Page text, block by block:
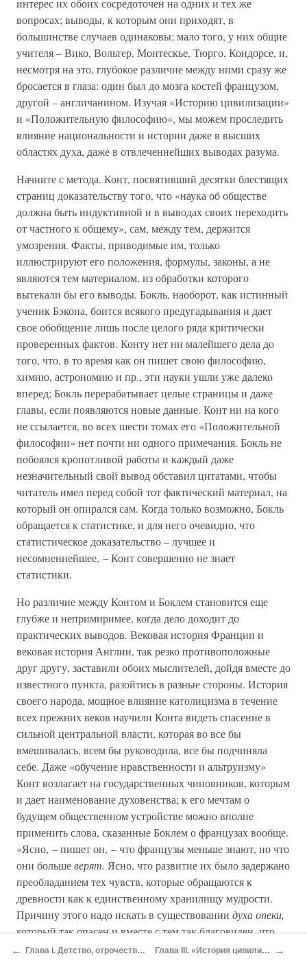
интерес их обоих сосредоточен на одних и тех же
вопросах; выводы, к которым они приходят, в
большинстве случаев одинаковы; мало того, у них общие
учителя – Вико, Вольтер, Монтескье, Тюрго, Кондорсе, и,
несмотря на это, глубокое различие между ними сразу же
бросается в глаза: один был до мозга костей французом,
другой – англичанином. Изучая «Историю цивилизации»
и «Положительную философию», мы можем проследить
влияние национальности и истории даже в высших
областях духа, даже в отвлеченнейших выводах разума.
Начните с метода. Конт, посвятивший десятки блестящих
страниц доказательству того, что «наука об обществе
должна быть индуктивной и в выводах своих переходить
от частного к общему», сам, между тем, держится
умозрения. Факты, приводимые им, только
иллюстрируют его положения, формулы, законы, а не
являются тем материалом, из обработки которого
вытекали бы его выводы. Бокль, наоборот, как истинный
ученик Бэкона, боится всякого предугадывания и дает
свое обобщение лишь после целого ряда критически
проверенных фактов. Конту нет ни малейшего дела до
того, что, в то время как он пишет свою философию,
химию, астрономию и пр., эти науки ушли уже далеко
вперед; Бокль перерабатывает целые страницы и даже
главы, если появляются новые данные. Конт ни на кого
не ссылается, во всех шести томах его «Положительной
философии» нет почти ни одного примечания. Бокль не
побоялся кропотливой работы и каждый даже
незначительный свой вывод обставил цитатами, чтобы
читатель имел перед собой тот фактический материал, на
который он опирался сам. Когда только возможно, Бокль
обращается к статистике, и для него очевидно, что
статистическое доказательство – лучшее и
несомненнейшее, – Конт совершенно не знает
статистики.
Но различие между Контом и Боклем становится еще
глубже и непримиримее, когда дело доходит до
практических выводов. Вековая история Франции и
вековая история Англии, так резко противоположные
друг другу, заставили обоих мыслителей, дойдя вместе до
известного пункта, разойтись в разные стороны. История
своего народа, мощное влияние католицизма в течение
всех прежних веков научили Конта видеть спасение в
сильной центральной власти, которая во все бы
вмешивалась, всем бы руководила, все бы подчиняла
себе. Даже «обучение нравственности и альтруизму»
Конт возлагает на государственных чиновников, которым
и дает наименование духовенства; к его мечтам о
будущем общественном устройстве можно вполне
применить слова, сказанные Боклем о французах вообще.
«Ясно, – пишет он, – что французы меньше знают, но что
они большеверят. Ясно, что развитие их было задержано
преобладанием тех чувств, которые обращаются к
древности как к единственному хранилищу мудрости.
Причину этого надо искать в существовании духа опеки,
который так опасен и вместе с тем так благовиден, что
составляет самое серьезное из препятствий, с которыми
← Глава I. Детство, отрочество и юность Бокля Глава III. «История цивилизации в Англии» →